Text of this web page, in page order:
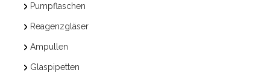
Pumpflaschen
Reagenzgläser
Ampullen
Glaspipetten